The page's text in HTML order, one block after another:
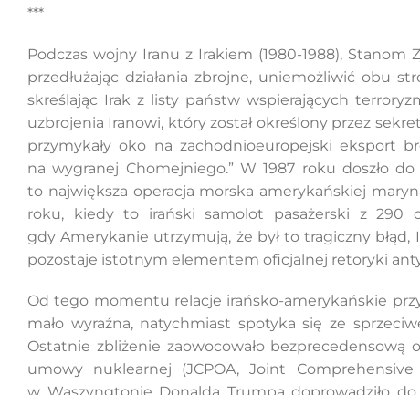
***
Podczas wojny Iranu z Irakiem (1980-1988),
przedłużając działania zbrojne, uniemożliwić obu
skreślając Irak z listy państw wspierających
uzbrojenia Iranowi, który został określony przez
przymykały oko na zachodnioeuropejski eksport
na wygranej Chomejniego.” W 1987 roku doszło
to największa operacja morska amerykańskiej
roku, kiedy to irański samolot pasażerski z 290
gdy Amerykanie utrzymują, że był to tragiczny
pozostaje istotnym elementem oficjalnej retoryki
Od tego momentu relacje irańsko-amerykańskie
mało wyraźna, natychmiast spotyka się ze
Ostatnie zbliżenie zaowocowało
umowy nuklearnej (JCPOA, Joint